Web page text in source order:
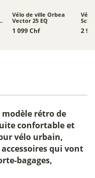
Vélo de ville Orbea
Vector 25 EQ
1 099 Chf
Vélo
2
rétro de
confortable et
vélo urbain,
qui vont
bagages,